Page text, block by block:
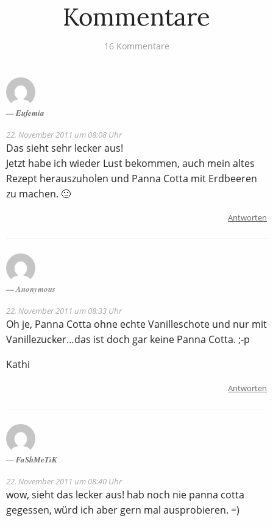
Kommentare
16 Kommentare
Eufemia
22. November 2011 um 08:08 Uhr
Das sieht sehr lecker aus!
Jetzt habe ich wieder Lust bekommen, auch mein altes
Rezept herauszuholen und Panna Cotta mit Erdbeeren
zu machen. 🙂
Antworten
Anonymous
22. November 2011 um 08:33 Uhr
Oh je, Panna Cotta ohne echte Vanilleschote und nur mit
Vanillezucker…das ist doch gar keine Panna Cotta. ;-p
Kathi
Antworten
FaShMeTiK
22. November 2011 um 08:40 Uhr
wow, sieht das lecker aus! hab noch nie panna cotta
gegessen, würd ich aber gern mal ausprobieren. =)